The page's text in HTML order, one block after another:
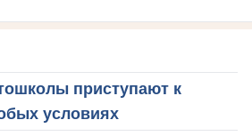
приступают к
условиях